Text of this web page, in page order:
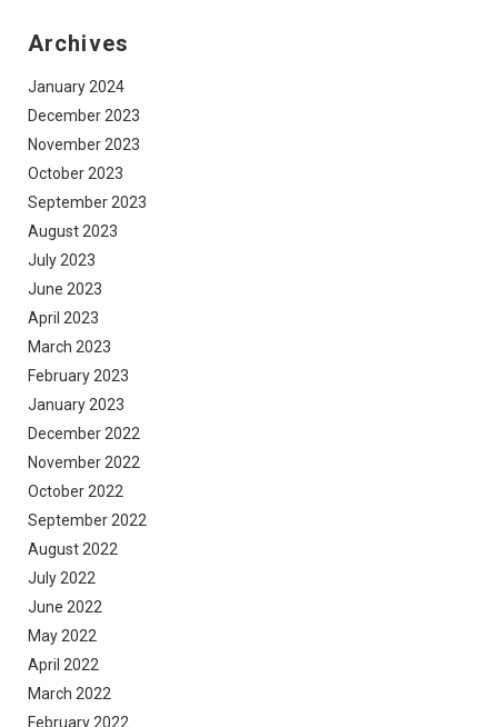
Archives
January 2024
December 2023
November 2023
October 2023
September 2023
August 2023
July 2023
June 2023
April 2023
March 2023
February 2023
January 2023
December 2022
November 2022
October 2022
September 2022
August 2022
July 2022
June 2022
May 2022
April 2022
March 2022
February 2022